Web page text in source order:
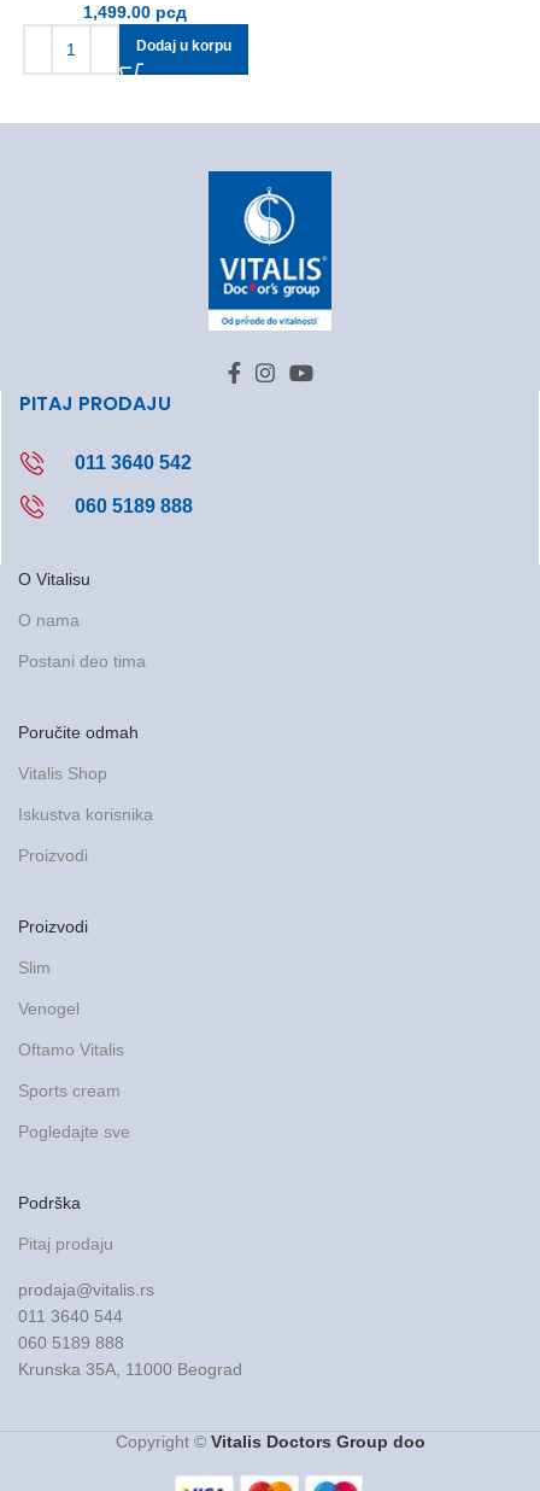
1,499.00 рсд
Dodaj u korpu
PITAJ PRODAJU
011 3640 542
060 5189 888
O Vitalisu
O nama
Postani deo tima
Poručite odmah
Vitalis Shop
Iskustva korisnika
Proizvodi
Proizvodi
Slim
Venogel
Oftamo Vitalis
Sports cream
Pogledajte sve
Podrška
Pitaj prodaju
prodaja@vitalis.rs
011 3640 544
060 5189 888
Krunska 35A, 11000 Beograd
Copyright ©Vitalis Doctors Group doo